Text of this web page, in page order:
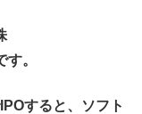
。
すると、ソフト